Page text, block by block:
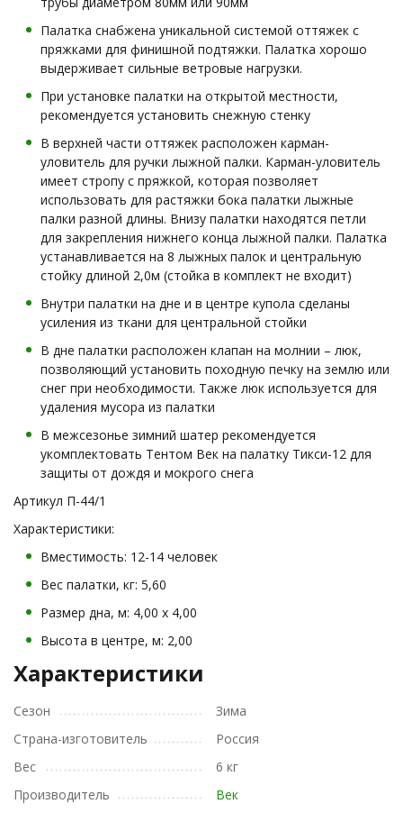
Палатка снабжена уникальной системой оттяжек с
пряжками для финишной подтяжки. Палатка хорошо
выдерживает сильные ветровые нагрузки.
При установке палатки на открытой местности,
рекомендуется установить снежную стенку
В верхней части оттяжек расположен карман-
уловитель для ручки лыжной палки. Карман-уловитель
имеет стропу с пряжкой, которая позволяет
использовать для растяжки бока палатки лыжные
палки разной длины. Внизу палатки находятся петли
для закрепления нижнего конца лыжной палки. Палатка
устанавливается на 8 лыжных палок и центральную
стойку длиной 2,0м (стойка в комплект не входит)
Внутри палатки на дне и в центре купола сделаны
усиления из ткани для центральной стойки
В дне палатки расположен клапан на молнии – люк,
позволяющий установить походную печку на землю или
снег при необходимости. Также люк используется для
удаления мусора из палатки
В межсезонье зимний шатер рекомендуется
укомплектовать Тентом Век на палатку Тикси-12 для
защиты от дождя и мокрого снега
Артикул П-44/1
Характеристики:
Вместимость: 12-14 человек
Вес палатки, кг: 5,60
Размер дна, м: 4,00 х 4,00
Высота в центре, м: 2,00
Характеристики
Сезон
Зима
Страна-изготовитель
Россия
Вес
6 кг
Производитель
Век